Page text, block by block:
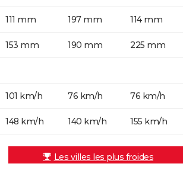
111 mm 197 mm 114 mm
153 mm 190 mm 225 mm
101 km/h 76 km/h 76 km/h
148 km/h 140 km/h 155 km/h
Les villes les plus froides